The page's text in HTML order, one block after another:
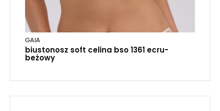
GAIA
biustonosz soft celina bso 1361 ecru-
beżowy